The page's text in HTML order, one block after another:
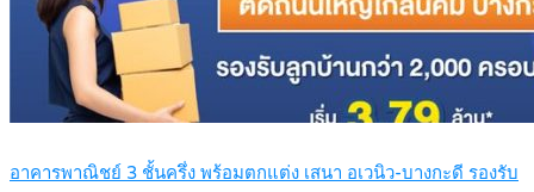
อาคารพาณิชย์ 3 ชั้นครึ่ง พร้อมตกแต่ง เสนา อเวนิว-บางกะดี รองรับ